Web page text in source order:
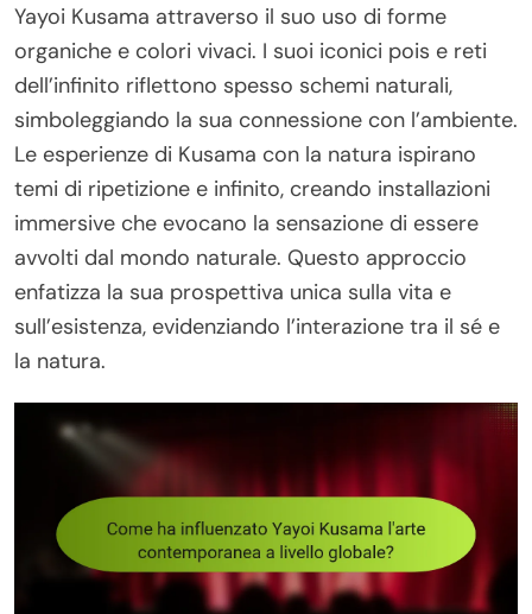
Yayoi Kusama attraverso il suo uso di forme
organiche e colori vivaci. I suoi iconici pois e reti
dell’infinito riflettono spesso schemi naturali,
simboleggiando la sua connessione con l’ambiente.
Le esperienze di Kusama con la natura ispirano
temi di ripetizione e infinito, creando installazioni
immersive che evocano la sensazione di essere
avvolti dal mondo naturale. Questo approccio
enfatizza la sua prospettiva unica sulla vita e
sull’esistenza, evidenziando l’interazione tra il sé e
la natura.